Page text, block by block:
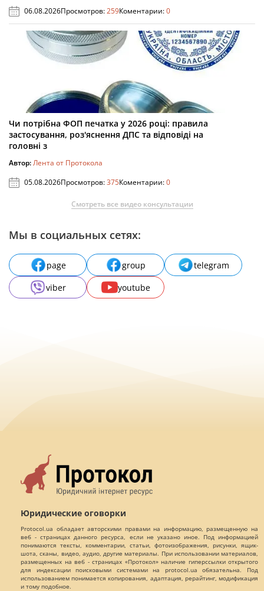
06.08.2026Просмотров:259Коментарии:0
Чи потрібна ФОП печатка у 2026 році: правила
застосування, роз'яснення ДПС та відповіді на
головні з
Автор:Лента от Протокола
05.08.2026Просмотров:375Коментарии:0
Смотреть все видео консультации
Мы в социальных сетях:
page group
telegram
viber
youtube
Юридические оговорки
Protocol.ua обладает авторскими правами на информацию, размещенную на
веб - страницах данного ресурса, если не указано иное. Под информацией
понимаются тексты, комментарии, статьи, фотоизображения, рисунки, ящик-
шота, сканы, видео, аудио, другие материалы. При использовании материалов,
размещенных на веб - страницах «Протокол» наличие гиперссылки открытого
для индексации поисковыми системами на protocol.ua обязательна. Под
использованием понимается копирования, адаптация, рерайтинг, модификация
и тому подобное.